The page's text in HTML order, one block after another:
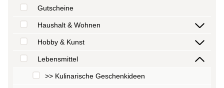
Gutscheine
Haushalt & Wohnen
Hobby & Kunst
Lebensmittel
>> Kulinarische Geschenkideen